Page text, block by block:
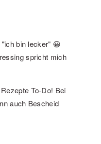
bin lecker" 😀
spricht mich
To-Do! Bei
auch Bescheid